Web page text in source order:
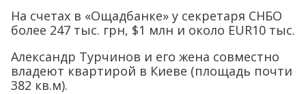
На счетах в «Ощадбанке» у секретаря СНБО
более 247 тыс. грн, $1 млн и около EUR10 тыс.
Александр Турчинов и его жена совместно
владеют квартирой в Киеве (площадь почти
382 кв.м).